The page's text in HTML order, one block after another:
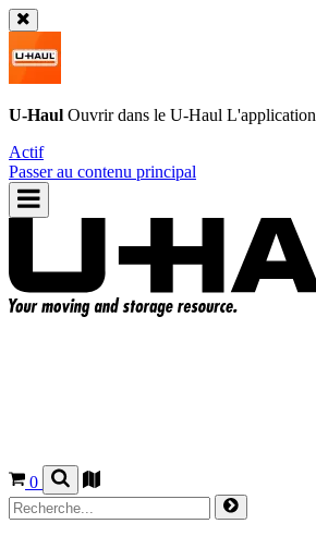
U-Haul Ouvrir dans le U-Haul L'application
Actif
Passer au contenu principal
0